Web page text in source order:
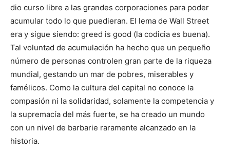
dio curso libre a las grandes corporaciones para poder
acumular todo lo que puedieran. El lema de Wall Street
era y sigue siendo: greed is good (la codicia es buena).
Tal voluntad de acumulación ha hecho que un pequeño
número de personas controlen gran parte de la riqueza
mundial, gestando un mar de pobres, miserables y
famélicos. Como la cultura del capital no conoce la
compasión ni la solidaridad, solamente la competencia y
la supremacía del más fuerte, se ha creado un mundo
con un nivel de barbarie raramente alcanzado en la
historia.